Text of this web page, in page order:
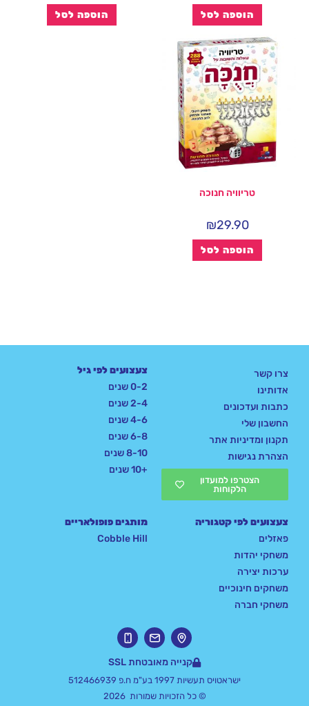
הוספה לסל הוספה לסל
טריוויה חנוכה
₪29.90
הוספה לסל
צרו קשר
אדותינו
כתבות ועדכונים
החשבון שלי
תקנון ומדיניות אתר
הצהרת נגישות
הצטרפו למועדון
הלקוחות
צעצועים לפי גיל
0-2 שנים
2-4 שנים
4-6 שנים
6-8 שנים
8-10 שנים
+10 שנים
צעצועים לפי קטגוריה
פאזלים
משחקי יהדות
ערכות יצירה
משחקים חינוכיים
משחקי חברה
מותגים פופולאריים
Cobble Hill
קנייה מאובטחת SSL
ישראטויס תעשיות 1997 בע"מ ח.פ 512466939
© כל הזכויות שמורות 2026